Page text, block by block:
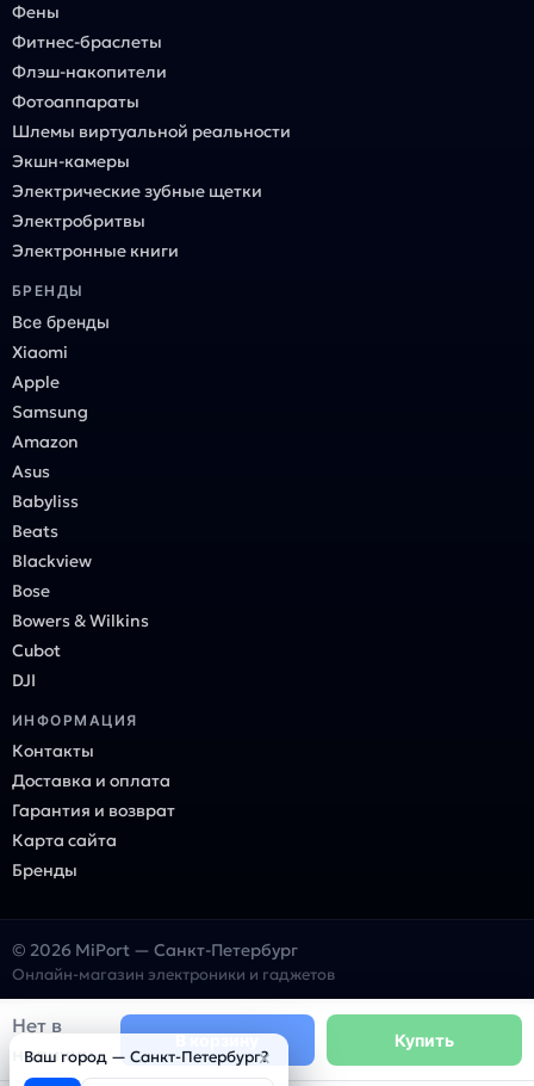
Нет в
наличии
В корзину Купить
Фены
Фитнес-браслеты
Флэш-накопители
Фотоаппараты
Шлемы виртуальной реальности
Экшн-камеры
Электрические зубные щетки
Электробритвы
Электронные книги
БРЕНДЫ
Все бренды
Xiaomi
Apple
Samsung
Amazon
Asus
Babyliss
Beats
Blackview
Bose
Bowers & Wilkins
Cubot
DJI
ИНФОРМАЦИЯ
Контакты
Доставка и оплата
Гарантия и возврат
Карта сайта
Бренды
© 2026 MiPort — Санкт-Петербург
Онлайн-магазин электроники и гаджетов
Ваш город — Санкт-Петербург?
×